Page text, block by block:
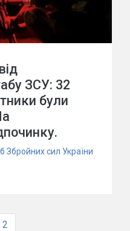
ЗСУ: 32
були
Збройних сил України
2